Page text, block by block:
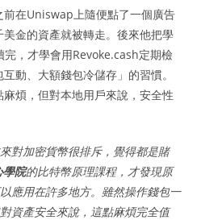
在Uniswap上隨便點了一個廣告
金的資產就被轉走。後來他把學
，才學會用Revoke.cash定期檢
動、大額錢包冷儲存」的習慣。
煩，但對本地用戶來說，安全性
對加密貨幣很排斥，覺得都是賭
學院的比特幣原理課程，才發現原
應用在許多地方。雖然操作錢包一
資產安全來說，這點麻煩完全值